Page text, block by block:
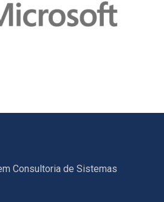
Consultoria de Sistemas